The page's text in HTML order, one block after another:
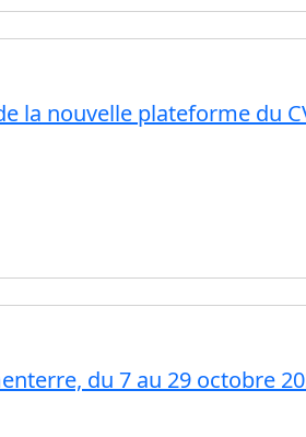
la nouvelle plateforme du
du 7 au 29 octobre